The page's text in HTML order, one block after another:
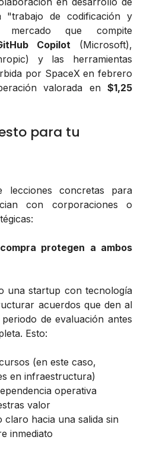
"trabajo de codificación y
mercado que compite
Copilot(Microsoft),
y las herramientas
por SpaceX en febrero
valorada en $1,25
para tu
lecciones concretas para
con corporaciones o
protegen a ambos
una startup con tecnología
acuerdos que den al
de evaluación antes
Esto:
(en este caso,
en infraestructura)
operativa
valor
claro hacia una salida sin
inmediato